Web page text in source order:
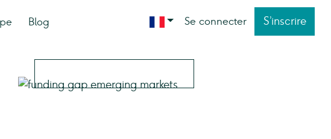
Blog Se connecter S’inscrire